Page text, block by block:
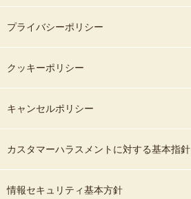
プライバシーポリシー
クッキーポリシー
キャンセルポリシー
カスタマーハラスメントに対する基本指針
情報セキュリティ基本方針